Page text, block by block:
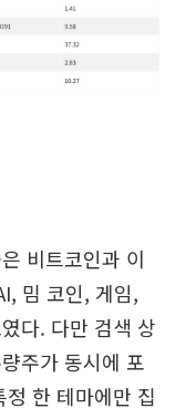
비트코인과 이
밈 코인, 게임,
다. 다만 검색 상
주가 동시에 포
한 테마에만 집